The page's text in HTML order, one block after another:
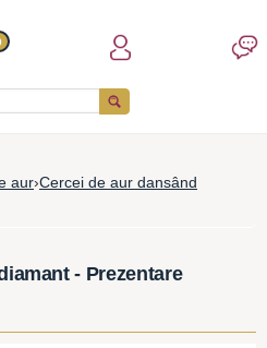
aur›Cercei de aur dansând
- Prezentare